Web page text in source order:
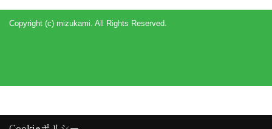
Copyright (c) mizukami. All Rights Reserved.